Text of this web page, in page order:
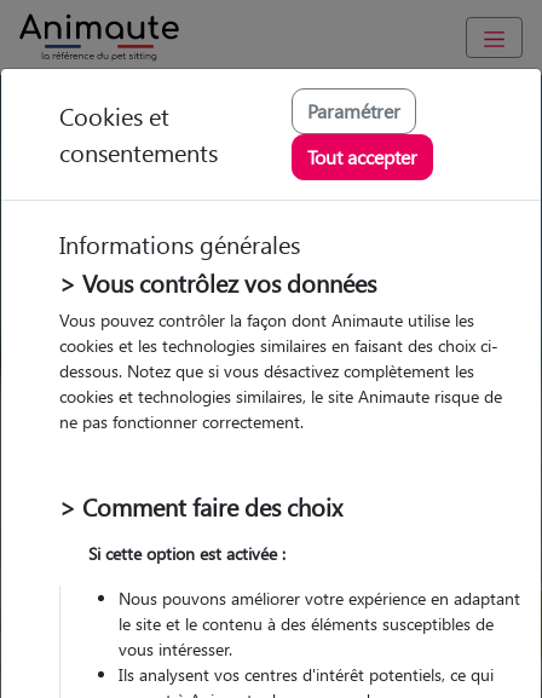
GARDE ANIMAUX à Saint-Quentin-Fallavier : Garde chien et
chat en famille ou à domicile, visites et promenades
Trouvez une garde animaux à
Saint-Quentin-Fallavier
Parmi nos 1 pet-sitters à Saint-
Quentin-Fallavier
Pour quel animal ?
Cookies et
consentements
Paramétrer
Tout accepter
Informations générales
> Vous contrôlez vos données
Vous pouvez contrôler la façon dont Animaute utilise les
cookies et les technologies similaires en faisant des choix ci-
dessous. Notez que si vous désactivez complètement les
cookies et technologies similaires, le site Animaute risque de
ne pas fonctionner correctement.
> Comment faire des choix
Si cette option est activée :
Nous pouvons améliorer votre expérience en adaptant
le site et le contenu à des éléments susceptibles de
vous intéresser.
Ils analysent vos centres d'intérêt potentiels, ce qui